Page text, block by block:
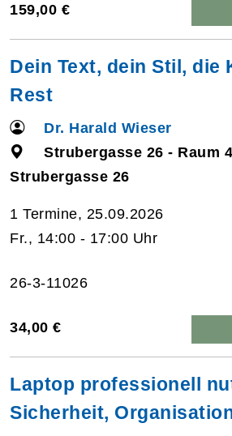
159,00 €
Dein Text, dein Stil, die
Rest
Dr. Harald Wieser
Strubergasse 26 - Raum
Strubergasse 26
1 Termine, 25.09.2026
Fr., 14:00 - 17:00 Uhr
26-3-11026
34,00 €
Laptop professionell
Sicherheit,